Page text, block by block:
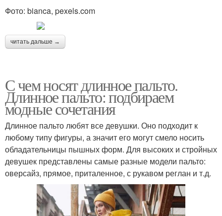
Фото: bianca, pexels.com
читать дальше →
С чем носят длинное пальто.
Длинное пальто: подбираем
модные сочетания
Длинное пальто любят все девушки. Оно подходит к
любому типу фигуры, а значит его могут смело носить
обладательницы пышных форм. Для высоких и стройных
девушек представлены самые разные модели пальто:
оверсайз, прямое, приталенное, с рукавом реглан и т.д.